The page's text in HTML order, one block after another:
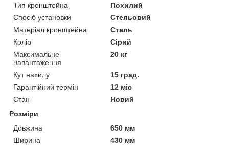
Тип кронштейна
Похилий
Спосіб установки
Стельовий
Матеріал кронштейна
Сталь
Колір
Сірий
Максимальне
навантаження
20 кг
Кут нахилу
15 град.
Гарантійний термін
12 міс
Стан
Новий
Розміри
Довжина
650 мм
Ширина
430 мм